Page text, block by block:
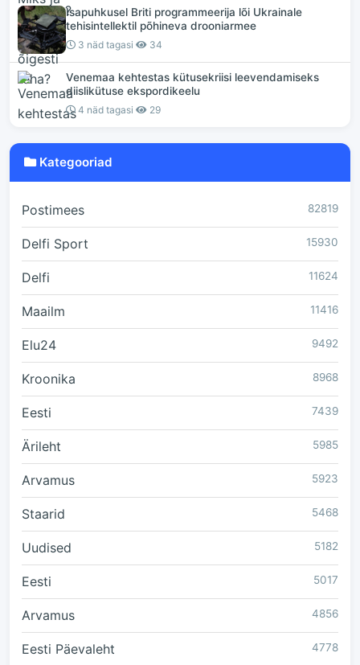
Isapuhkusel Briti programmeerija lõi Ukrainale
tehisintellektil põhineva drooniarmee
3 näd tagasi 34
Venemaa kehtestas kütusekriisi leevendamiseks
diislikütuse ekspordikeelu
4 näd tagasi 29
Kategooriad
Postimees 82819
Delfi Sport 15930
Delfi 11624
Maailm 11416
Elu24 9492
Kroonika 8968
Eesti 7439
Ärileht 5985
Arvamus 5923
Staarid 5468
Uudised 5182
Eesti 5017
Arvamus 4856
Eesti Päevaleht 4778